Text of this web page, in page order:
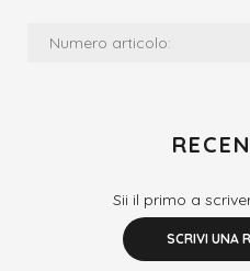
Numero articolo:
Sii il primo a
SCRIVI UNA